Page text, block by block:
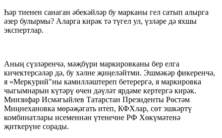
Һәр тиенен санаган әбекәйләр бу марканы гел сатып алырга
әзер булырмы? Аларга кирәк тә түгел ул, үзләре дә яхшы
экспертлар.
Аның сүзләренчә, мәҗбүри маркировканы бер елга
кичектерсәләр дә, бу хәлне җиңеләйтми. Эшмәкәр фикеренчә,
я «Меркурий"ны камилләштереп бетерергә, я маркировка
чыгымнарын күтәрү өчен дәүләт ярдәме кертергә кирәк.
Минзифар Исмәгыйлев Татарстан Президенты Рөстәм
Миңнехановка мөрәҗәгать итеп, КФХлар, сөт эшкәртү
комбинатлары исеменнән үтенечне РФ Хөкүмәтенә
җиткерүне сорады.